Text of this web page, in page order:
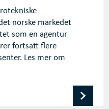
norske markedet
som en agentur
fortsatt flere
Les mer om